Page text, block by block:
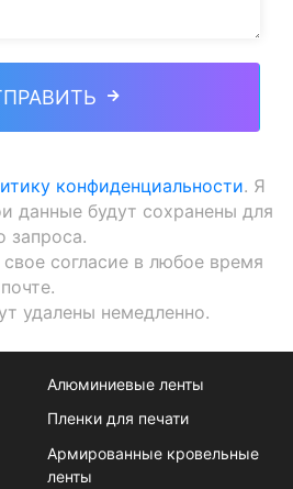
конфиденциальности. Я
данные будут сохранены для
запроса.
согласие в любое время
удалены немедленно.
Алюминиевые ленты
Пленки для печати
Армированные кровельные
ленты